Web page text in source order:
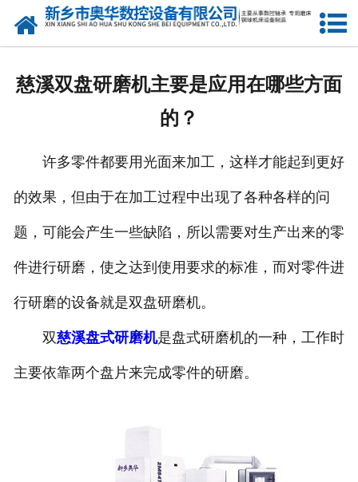
网站首页
公司风采
人才招聘
慈溪双盘研磨机主要是应用在哪些方面
的？
许多零件都要用光面来加工，这样才能起到更好
的效果，但由于在加工过程中出现了各种各样的问
题，可能会产生一些缺陷，所以需要对生产出来的零
件进行研磨，使之达到使用要求的标准，而对零件进
行研磨的设备就是双盘研磨机。
双慈溪盘式研磨机是盘式研磨机的一种，工作时
主要依靠两个盘片来完成零件的研磨。